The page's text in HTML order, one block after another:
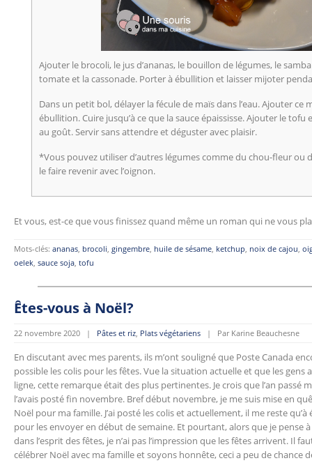
Ajouter le brocoli, le jus d’ananas, le bouillon de légumes, le
tomate et la cassonade. Porter à ébullition et laisser mijoter
Dans un petit bol, délayer la fécule de maïs dans l’eau. Ajouter ce
ébullition. Cuire jusqu’à ce que la sauce épaississe. Ajouter le
au goût. Servir sans attendre et déguster avec plaisir.
*Vous pouvez utiliser d’autres légumes comme du chou-fleur ou
le faire revenir avec l’oignon.
Et vous, est-ce que vous finissez quand même un roman qui ne vous
Mots-clés: ananas, brocoli, gingembre, huile de sésame, ketchup, noix de cajou,
oelek, sauce soja, tofu
Êtes-vous à Noël?
22 novembre 2020 | Pâtes et riz, Plats végétariens | Par Karine Beauchesne
En discutant avec mes parents, ils m’ont souligné que Poste Canada
possible les colis pour les fêtes. Vue la situation actuelle et que les
ligne, cette remarque était des plus pertinentes. Je crois que l’an passé
l’avais posté fin novembre. Bref début novembre, je me suis mise en
Noël pour ma famille. J’ai posté les colis et actuellement, il me reste
pour les envoyer en début de semaine. Et pourtant, alors que je pense
dans l’esprit des fêtes, je n’ai pas l’impression que les fêtes arrivent. Il
célébrer Noël avec ma famille et soyons honnête, ceci a peu de chance